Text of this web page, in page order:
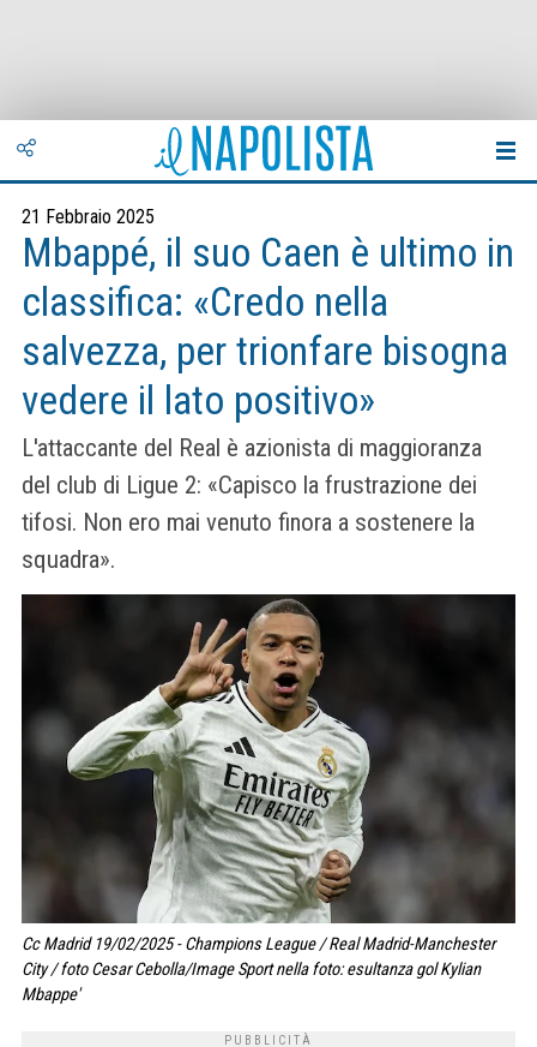
21 Febbraio 2025
Mbappé, il suo Caen è ultimo in
classifica: «Credo nella
salvezza, per trionfare bisogna
vedere il lato positivo»
L'attaccante del Real è azionista di maggioranza
del club di Ligue 2: «Capisco la frustrazione dei
tifosi. Non ero mai venuto finora a sostenere la
squadra».
Cc Madrid 19/02/2025 - Champions League / Real Madrid-Manchester
City / foto Cesar Cebolla/Image Sport nella foto: esultanza gol Kylian
Mbappe'